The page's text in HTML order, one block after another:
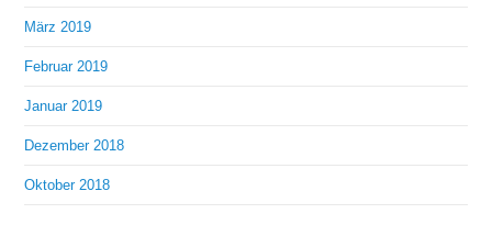
März 2019
Februar 2019
Januar 2019
Dezember 2018
Oktober 2018